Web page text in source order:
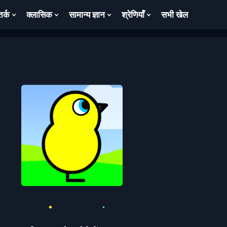
Show
क्लासिक
Show
सामान्य ज्ञान
Show
श्रेणियाँ
Show
सभी खेल